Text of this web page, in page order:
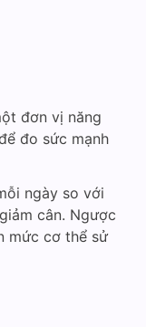
đơn vị năng
đo sức mạnh
ngày so với
cân. Ngược
mức cơ thể sử